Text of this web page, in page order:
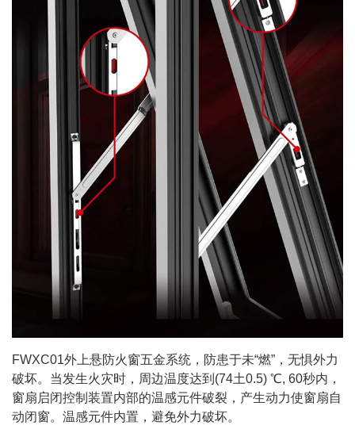
FWXC01外上悬防火窗五金系统，防患于未“燃”，无惧外力
破坏。当发生火灾时，周边温度达到(74土0.5) ℃, 60秒内，
窗扇启闭控制装置内部的温感元件破裂，产生动力使窗扇自
动闭窗。温感元件内置，避免外力破坏。